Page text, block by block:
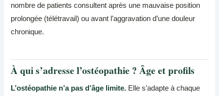
nombre de patients consultent après une mauvaise position
prolongée (télétravail) ou avant l’aggravation d’une douleur
chronique.
À qui s’adresse l’ostéopathie ? Âge et profils
L’ostéopathie n’a pas d’âge limite. Elle s’adapte à chaque